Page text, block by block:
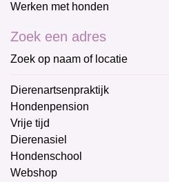
Werken met honden
Zoek een adres
Zoek op naam of locatie
Dierenartsenpraktijk
Hondenpension
Vrije tijd
Dierenasiel
Hondenschool
Webshop